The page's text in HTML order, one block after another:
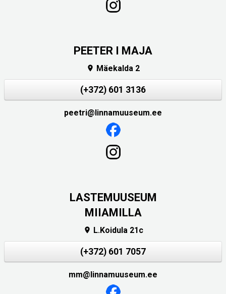
PEETER I MAJA
 Mäekalda 2
(+372) 601 3136
peetri@linnamuuseum.ee
LASTEMUUSEUM
MIIAMILLA
 L.Koidula 21c
(+372) 601 7057
mm@linnamuuseum.ee